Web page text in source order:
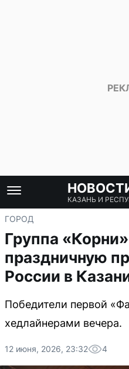
КАЗАНЬ И
ГОРОД
Группа
праздничную
России в
Победители первой
хедлайнерами вечера.
12 июня, 2026, 23:32 4